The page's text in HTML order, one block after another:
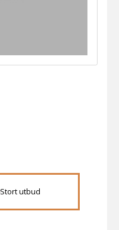
Stort utbud